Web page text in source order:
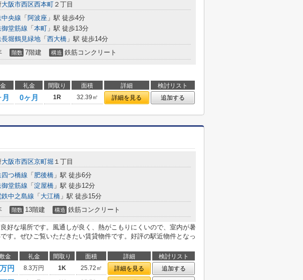
大阪市西区西本町 ２丁目
央線 「 阿波座 」駅 徒歩4分
堂筋線 「 本町 」駅 徒歩13分
長堀鶴見緑地 「 西大橋 」駅 徒歩14分
階数 7階建 構造 鉄筋コンクリート
礼金 間取り 面積 詳細
検討リスト
0ヶ月 1R 32.39㎡ 詳細を見る 追加する
大阪市西区京町堀 １丁目
つ橋線 「 肥後橋 」駅 徒歩6分
堂筋線 「 淀屋橋 」駅 徒歩12分
中之島線 「 大江橋 」駅 徒歩15分
階数 13階建 構造 鉄筋コンクリート
好な場所です。風通しが良く、熱がこもりにくいので、室内が暑
す。ぜひご覧いただきたい賃貸物件です。好評の駅近物件となっ
金 礼金 間取り 面積 詳細
検討リスト
円 8.3万円 1K 25.72㎡ 詳細を見る
追加する